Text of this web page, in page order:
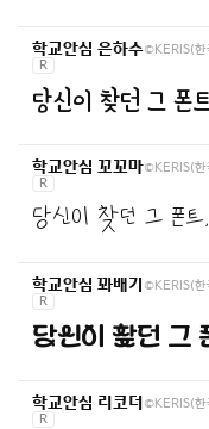
학교안심 은하수©KERIS(한
R
당신이 찾던 그 폰
학교안심 꼬꼬마©KERIS(한
R
당신이 찾던 그 폰
학교안심 꽈배기 ©KERIS(한
R
학교안심 리코더 ©KERIS(한
R